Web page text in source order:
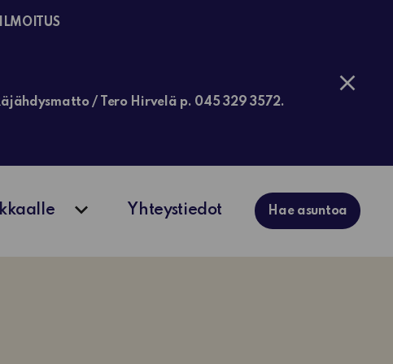
/ Tero Hirvelä p. 045 329 3572.
Yhteystiedot Hae asuntoa